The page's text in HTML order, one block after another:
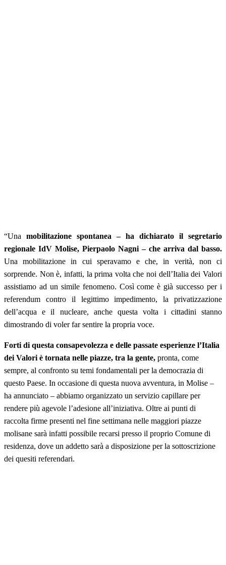
“Una mobilitazione spontanea – ha dichiarato il segretario
regionale IdV Molise, Pierpaolo Nagni – che arriva dal basso.
Una mobilitazione in cui speravamo e che, in verità, non ci
sorprende. Non è, infatti, la prima volta che noi dell’Italia dei Valori
assistiamo ad un simile fenomeno. Così come è già successo per i
referendum contro il legittimo impedimento, la privatizzazione
dell’acqua e il nucleare, anche questa volta i cittadini stanno
dimostrando di voler far sentire la propria voce.
Forti di questa consapevolezza e delle passate esperienze l’Italia
dei Valori è tornata nelle piazze, tra la gente, pronta, come
sempre, al confronto su temi fondamentali per la democrazia di
questo Paese. In occasione di questa nuova avventura, in Molise –
ha annunciato – abbiamo organizzato un servizio capillare per
rendere più agevole l’adesione all’iniziativa. Oltre ai punti di
raccolta firme presenti nel fine settimana nelle maggiori piazze
molisane sarà infatti possibile recarsi presso il proprio Comune di
residenza, dove un addetto sarà a disposizione per la sottoscrizione
dei quesiti referendari.